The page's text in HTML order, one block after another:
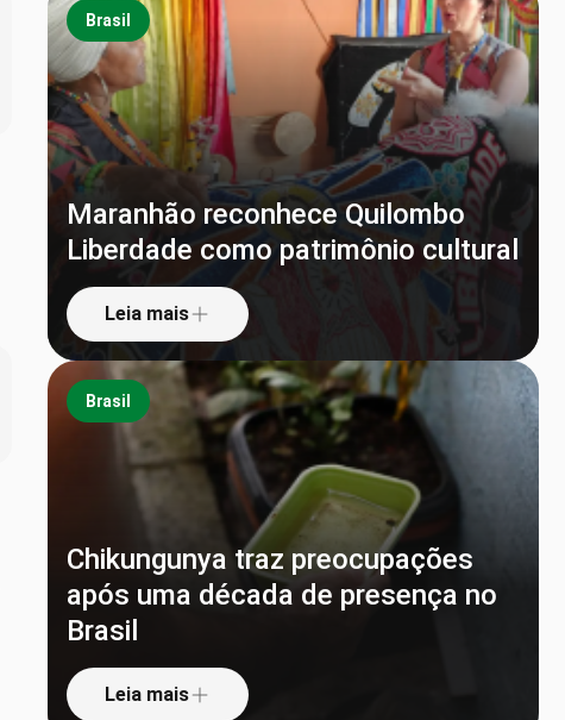
Brasil
Maranhão reconhece Quilombo
Liberdade como patrimônio cultural
Leia mais
Brasil
Chikungunya traz preocupações
após uma década de presença no
Brasil
Leia mais